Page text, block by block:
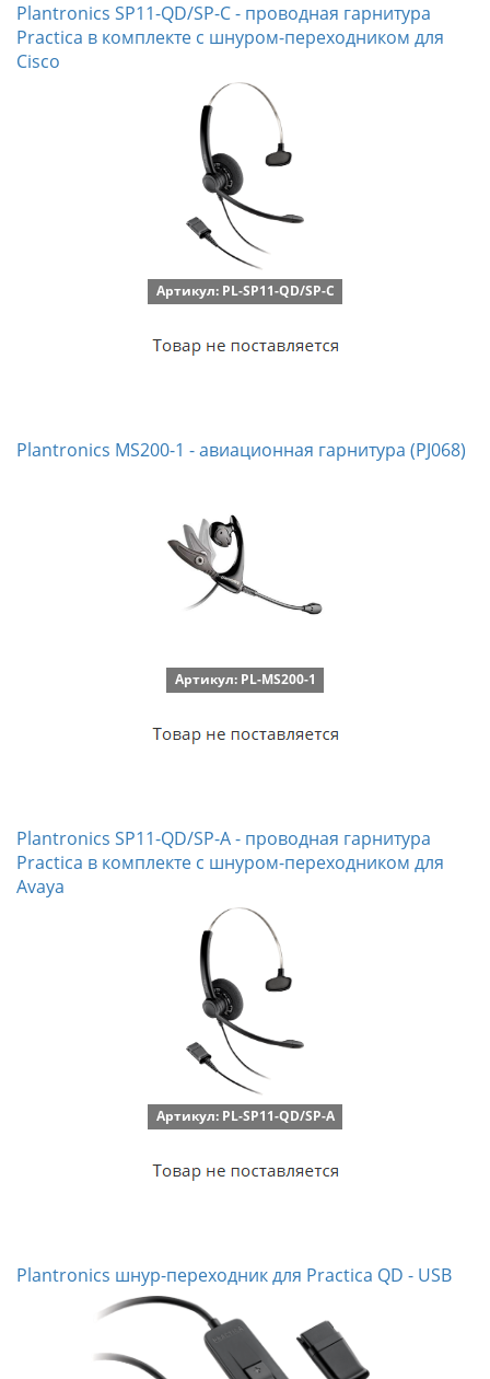
Plantronics SP11-QD/SP-C - проводная гарнитура
Practica в комплекте с шнуром-переходником для
Cisco
Артикул: PL-SP11-QD/SP-C
Plantronics MS200-1 - авиационная гарнитура (PJ068)
Артикул: PL-MS200-1
Plantronics SP11-QD/SP-A - проводная гарнитура
Practica в комплекте с шнуром-переходником для
Avaya
Артикул: PL-SP11-QD/SP-A
Plantronics шнур-переходник для Practica QD - USB